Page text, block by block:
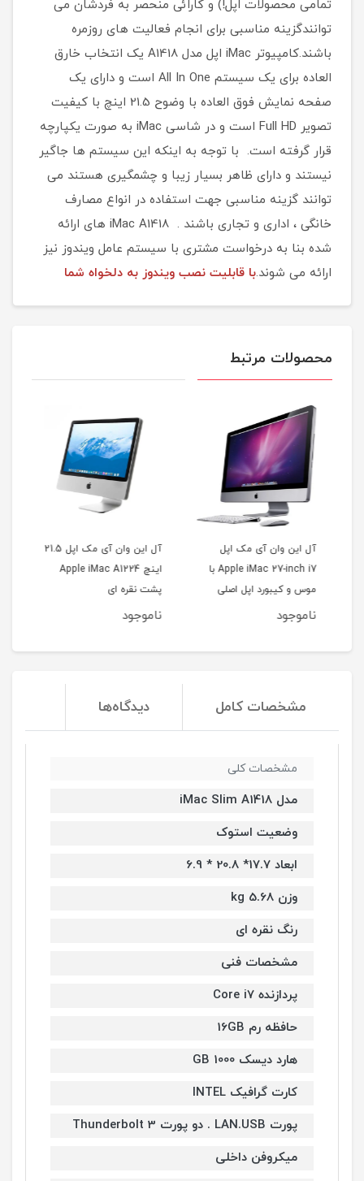
تمامی محصولات اپل!) و کارائی منحصر به فردشان می
توانندگزینه مناسبی برای انجام فعالیت های روزمره
باشند.کامپیوتر iMac اپل مدل A1418 یک انتخاب خارق
العاده برای یک سیستم All In One است و دارای یک
صفحه نمایش فوق العاده با وضوح 21.5 اینچ با کیفیت
تصویر Full HD است و در شاسی iMac به صورت یکپارچه
قرار گرفته است. با توجه به اینکه این سیستم ها جاگیر
نیستند و دارای ظاهر بسیار زیبا و چشمگیری هستند می
توانند گزینه مناسبی جهت استفاده در انواع مصارف
خانگی ، اداری و تجاری باشند . iMac A1418 های ارائه
شده بنا به درخواست مشتری با سیستم عامل ویندوز نیز
ارائه می شوند.با قابلیت نصب ویندوز به دلخواه شما
محصولات مرتبط
آل این وان آی مک اپل
Apple iMac 27-inch i7 با
موس و کیبورد اپل اصلی
ناموجود
آل این وان آی مک اپل 21.5
اینچ Apple iMac A1224
پشت نقره ای
ناموجود
مشخصات کامل دیدگاه‌ها
مشخصات کلی
مدل iMac Slim A1418
وضعیت استوک
ابعاد 17.7* 20.8 * 6.9
وزن 5.68 kg
رنگ نقره ای
مشخصات فنی
پردازنده Core i7
حافظه رم 16GB
هارد دیسک 1000 GB
کارت گرافیک INTEL
پورت LAN.USB . دو پورت Thunderbolt 3
میکروفن داخلی